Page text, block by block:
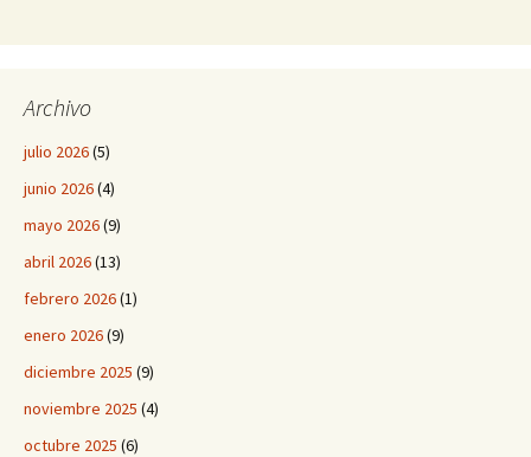
Archivo
julio 2026(5)
junio 2026(4)
mayo 2026(9)
abril 2026(13)
febrero 2026(1)
enero 2026(9)
diciembre 2025 (9)
noviembre 2025 (4)
octubre 2025 (6)